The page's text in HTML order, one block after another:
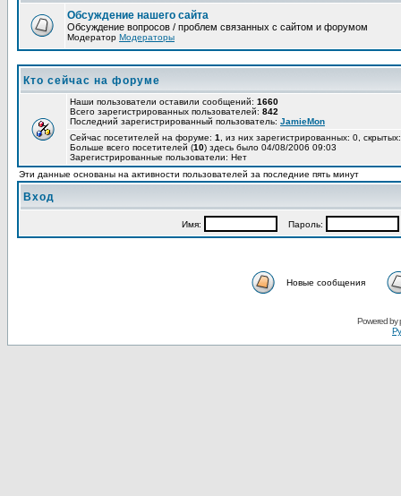
Обсуждение нашего сайта
Обсуждение вопросов / проблем связанных с сайтом и форумом
Модератор Модераторы
Кто сейчас на форуме
Наши пользователи оставили сообщений: 1660
Всего зарегистрированных пользователей: 842
Последний зарегистрированный пользователь: JamieMon
Сейчас посетителей на форуме: 1
, из них зарегистрированных: 0,
Больше всего посетителей (10) здесь было 04/08/2006 09:03
Зарегистрированные пользователи: Нет
Эти данные основаны на активности пользователей за последние пять минут
Вход
Имя: Пароль:
Новые сообщения
Powered by